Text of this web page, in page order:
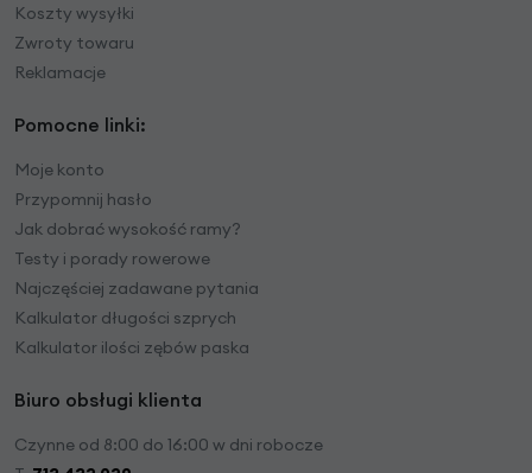
Koszty wysyłki
Zwroty towaru
Reklamacje
Pomocne linki:
Moje konto
Przypomnij hasło
Jak dobrać wysokość ramy?
Testy i porady rowerowe
Najczęściej zadawane pytania
Kalkulator długości szprych
Kalkulator ilości zębów paska
Biuro obsługi klienta
Czynne od 8:00 do 16:00 w dni robocze